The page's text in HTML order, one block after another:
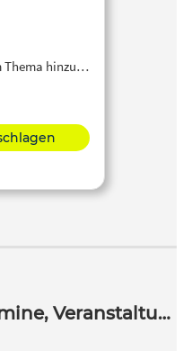
Thema hinzu…
Bildungsangebote, Termine, Veranstaltungen